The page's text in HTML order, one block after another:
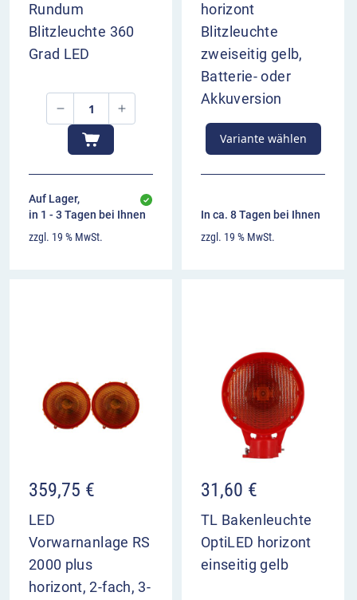
Rundum
Blitzleuchte 360
Grad LED
Auf Lager,
in 1 - 3 Tagen bei Ihnen
zzgl. 19 % MwSt.
horizont
Blitzleuchte
zweiseitig gelb,
Batterie- oder
Akkuversion
Variante wählen
In ca. 8 Tagen bei Ihnen
zzgl. 19 % MwSt.
359,75 €
LED
Vorwarnanlage RS
2000 plus
horizont, 2-fach, 3-
31,60 €
TL Bakenleuchte
OptiLED horizont
einseitig gelb